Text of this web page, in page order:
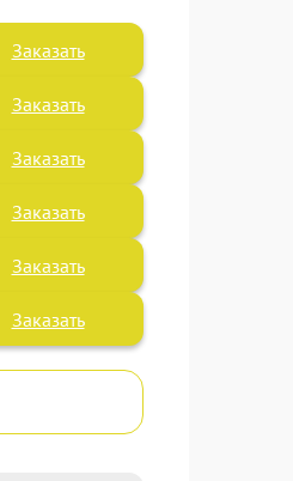
Заказать
Заказать